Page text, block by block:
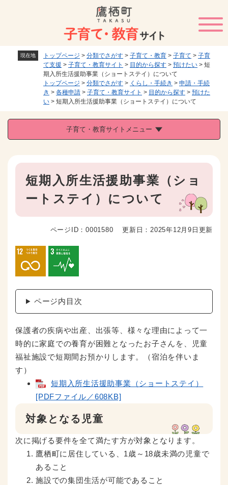
メニューを飛ばして本文へ
現在地 トップページ > 分類でさがす > 子育て・教育 > 子育て > 子育
て支援 > 子育て・教育サイト > 目的から探す > 預けたい > 短
期入所生活援助事業（ショートステイ）について
トップページ > 分類でさがす > くらし・手続き > 申請・手続
き > 各種申請 > 子育て・教育サイト > 目的から探す > 預けた
い > 短期入所生活援助事業（ショートステイ）について
子育て・教育サイトメニュー
本
短期入所生活援助事業（ショ
ートステイ）について
ページID：0001580 更新日：2025年12月9日更新
ページ内目次
保護者の疾病や出産、出張等、様々な理由によって一
時的に家庭での養育が困難となったお子さんを、児童
福祉施設で短期間お預かりします。（宿泊を伴いま
す）
短期入所生活援助事業（ショートステイ）
[PDFファイル／608KB]
対象となる児童
次に掲げる要件を全て満たす方が対象となります。
鷹栖町に居住している、1歳～18歳未満の児童で
あること
施設での集団生活が可能であること